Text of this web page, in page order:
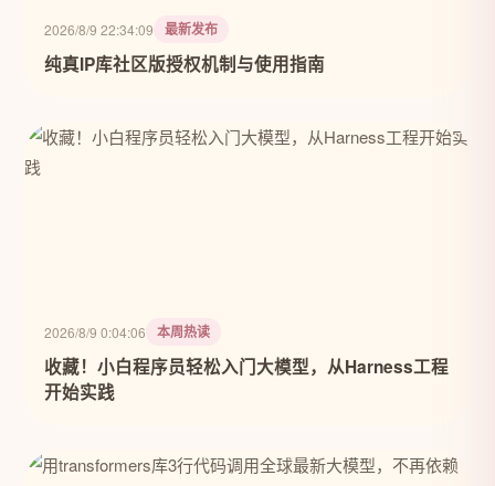
2026/8/9 22:34:09 最新发布
纯真IP库社区版授权机制与使用指南
2026/8/9 0:04:06 本周热读
收藏！小白程序员轻松入门大模型，从Harness工程
开始实践